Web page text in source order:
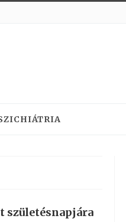
születésnapjára